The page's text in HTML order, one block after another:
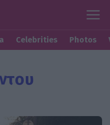
Celebrities Photos